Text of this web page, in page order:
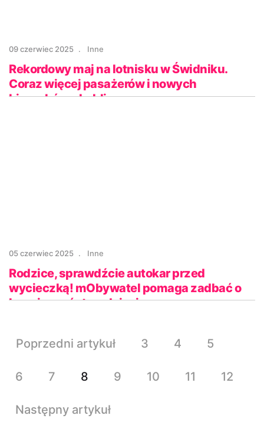
09 czerwiec 2025 Inne
Rekordowy maj na lotnisku w Świdniku.
Coraz więcej pasażerów i nowych
kierunków z Lublina
05 czerwiec 2025 Inne
Rodzice, sprawdźcie autokar przed
wycieczką! mObywatel pomaga zadbać o
bezpieczeństwo dzieci
Poprzedni artykuł 3 4 5
6 7 8 9 10 11 12
Następny artykuł